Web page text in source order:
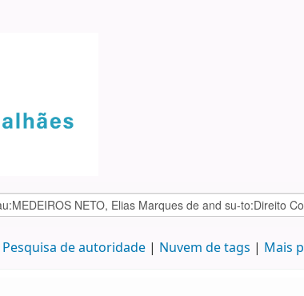
Pesquisa de autoridade Nuvem de tags Mais